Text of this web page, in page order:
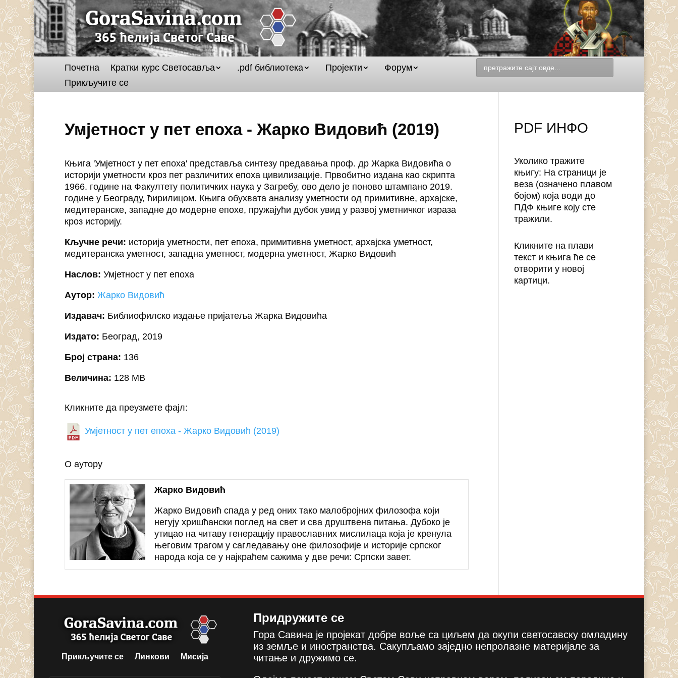
Почетна Кратки курс Светосавља .pdf библиотека Пројекти
Форум
Прикључите се
Умјетност у пет епоха - Жарко Видовић (2019)
Књига 'Умјетност у пет епоха' представља синтезу предавања проф. др Жарка Видовића о
историји уметности кроз пет различитих епоха цивилизације. Првобитно издана као скрипта
1966. године на Факултету политичких наука у Загребу, ово дело је поново штампано 2019.
године у Београду, ћирилицом. Књига обухвата анализу уметности од примитивне, архајске,
медитеранске, западне до модерне епохе, пружајући дубок увид у развој уметничког израза
кроз историју.
Кључне речи: историја уметности, пет епоха, примитивна уметност, архајска уметност,
медитеранска уметност, западна уметност, модерна уметност, Жарко Видовић
Наслов: Умјетност у пет епоха
Аутор: Жарко Видовић
Издавач: Библиофилско издање пријатеља Жарка Видовића
Издато: Београд, 2019
Број страна: 136
Величина: 128 MB
Кликните да преузмете фајл:
Умјетност у пет епоха - Жарко Видовић (2019)
О аутору
Жарко Видовић
Жарко Видовић спада у ред оних тако малобројних филозофа који
негују хришћански поглед на свет и сва друштвена питања. Дубоко је
утицао на читаву генерацију православних мислилаца која је кренула
његовим трагом у сагледавању оне филозофије и историје српског
народа која се у најкраћем сажима у две речи: Српски завет.
PDF ИНФО
Уколико тражите
књигу: На страници је
веза (означено плавом
бојом) која води до
ПДФ књиге коју сте
тражили.
Кликните на плави
текст и књига ће се
отворити у новој
картици.
Прикључите се Линкови Мисија
Придружите се
Гора Савина је пројекат добре воље са циљем да окупи светосавску омладину
из земље и иностранства. Сакупљамо заједно непролазне материјале за
читање и дружимо се.